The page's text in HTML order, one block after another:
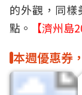
的外觀，同樣
點。
【濟州
本週優惠券